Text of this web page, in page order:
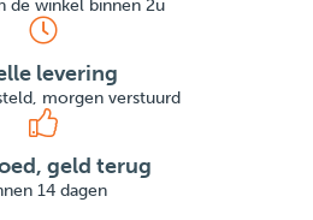
de winkel binnen 2u
levering
morgen verstuurd
geld terug
14 dagen